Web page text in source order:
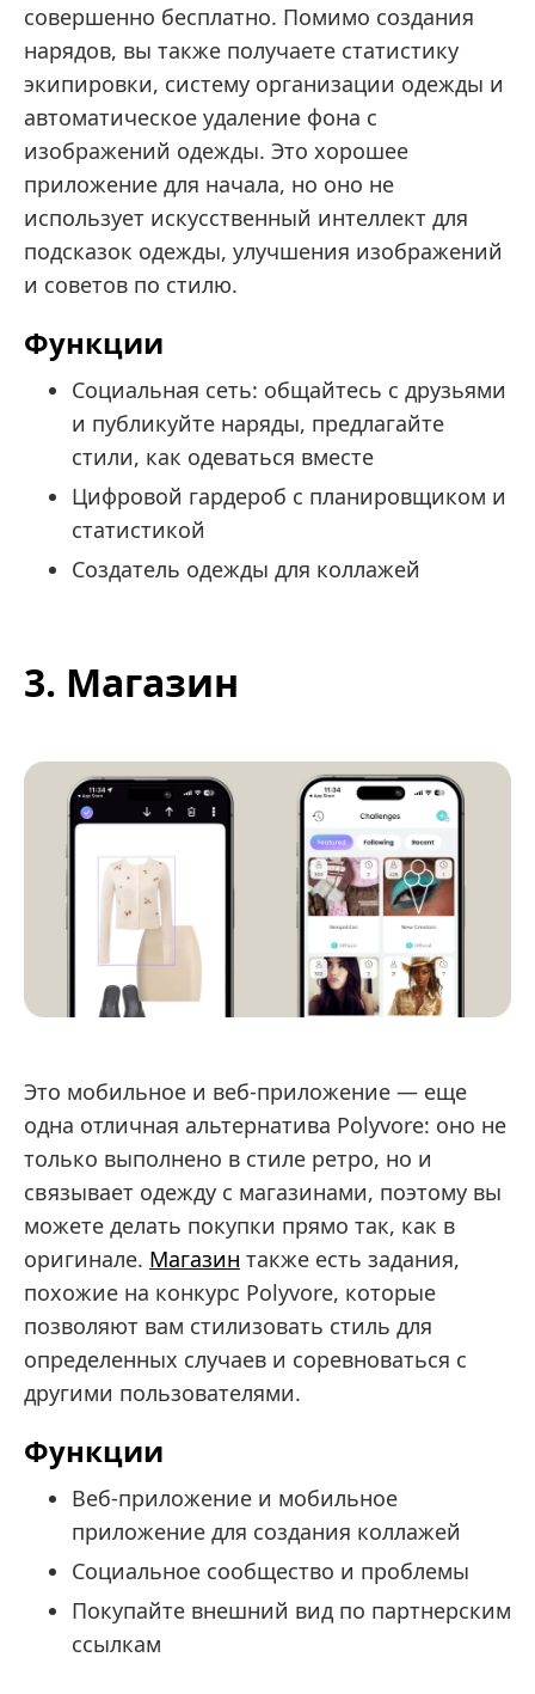
совершенно бесплатно. Помимо создания
нарядов, вы также получаете статистику
экипировки, систему организации одежды и
автоматическое удаление фона с
изображений одежды. Это хорошее
приложение для начала, но оно не
использует искусственный интеллект для
подсказок одежды, улучшения изображений
и советов по стилю.
Функции
Социальная сеть: общайтесь с друзьями
и публикуйте наряды, предлагайте
стили, как одеваться вместе
Цифровой гардероб с планировщиком и
статистикой
Создатель одежды для коллажей
3. Магазин
Это мобильное и веб-приложение — еще
одна отличная альтернатива Polyvore: оно не
только выполнено в стиле ретро, но и
связывает одежду с магазинами, поэтому вы
можете делать покупки прямо так, как в
оригинале. Магазин также есть задания,
похожие на конкурс Polyvore, которые
позволяют вам стилизовать стиль для
определенных случаев и соревноваться с
другими пользователями.
Функции
Веб-приложение и мобильное
приложение для создания коллажей
Социальное сообщество и проблемы
Покупайте внешний вид по партнерским
ссылкам